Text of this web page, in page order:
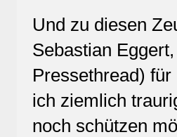
Und zu diesen
Sebastian
Pressethread)
ich ziemlich
noch schützen